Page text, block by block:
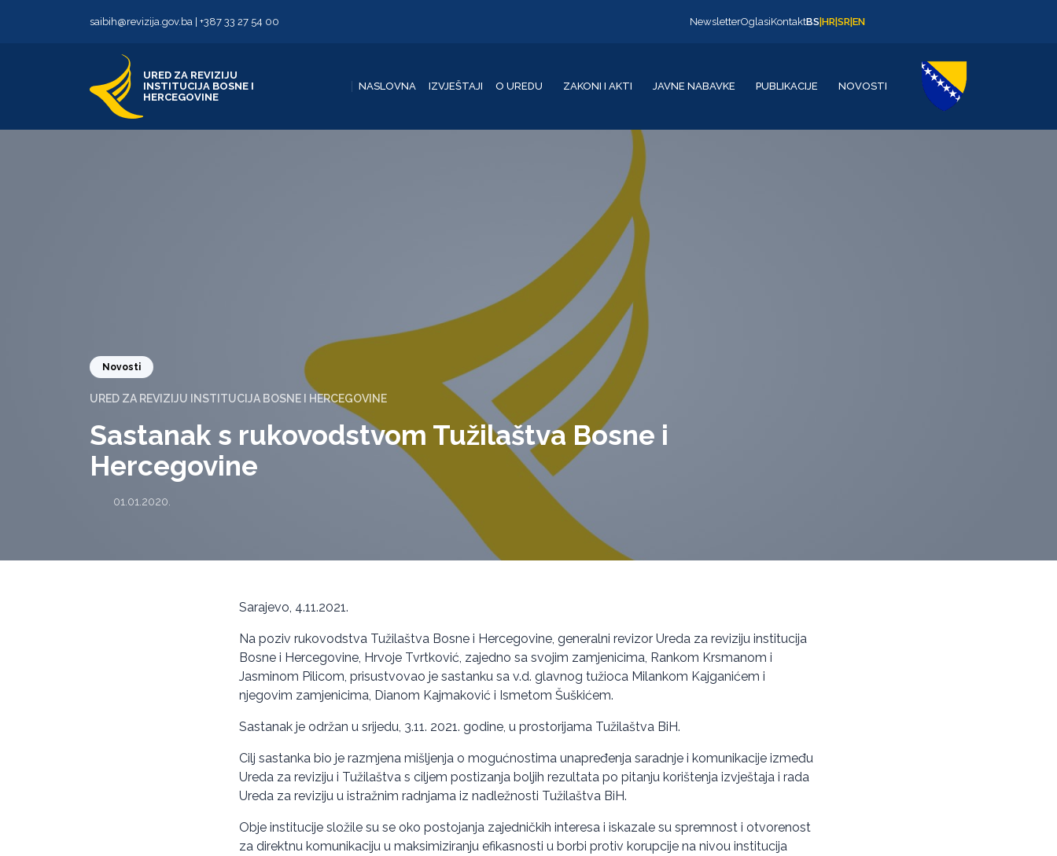
saibih@revizija.gov.ba +387 33 27 54 00 NewsletterOglasiKontaktBS HR SR EN
URED ZA REVIZIJU
INSTITUCIJA BOSNE I
HERCEGOVINE
NASLOVNA IZVJEŠTAJI O UREDU ZAKONI I AKTI JAVNE NABAVKE PUBLIKACIJE NOVOSTI
Novosti
URED ZA REVIZIJU INSTITUCIJA BOSNE I HERCEGOVINE
Sastanak s rukovodstvom Tužilaštva Bosne i
Hercegovine
01.01.2020.
Sarajevo, 4.11.2021.
Na poziv rukovodstva Tužilaštva Bosne i Hercegovine, generalni revizor Ureda za reviziju institucija
Bosne i Hercegovine, Hrvoje Tvrtković, zajedno sa svojim zamjenicima, Rankom Krsmanom i
Jasminom Pilicom, prisustvovao je sastanku sa v.d. glavnog tužioca Milankom Kajganićem i
njegovim zamjenicima, Dianom Kajmaković i Ismetom Šuškićem.
Sastanak je održan u srijedu, 3.11. 2021. godine, u prostorijama Tužilaštva BiH.
Cilj sastanka bio je razmjena mišljenja o mogućnostima unapređenja saradnje i komunikacije između
Ureda za reviziju i Tužilaštva s ciljem postizanja boljih rezultata po pitanju korištenja izvještaja i rada
Ureda za reviziju u istražnim radnjama iz nadležnosti Tužilaštva BiH.
Obje institucije složile su se oko postojanja zajedničkih interesa i iskazale su spremnost i otvorenost
za direktnu komunikaciju u maksimiziranju efikasnosti u borbi protiv korupcije na nivou institucija